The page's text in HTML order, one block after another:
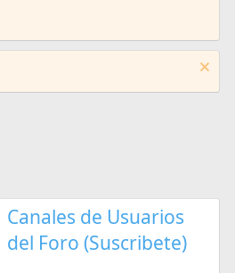
Canales de Usuarios
del Foro (Suscribete)